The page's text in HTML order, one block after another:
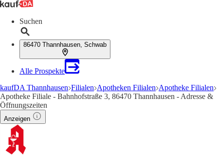
Suchen
86470 Thannhausen, Schwab
Alle Prospekte
kaufDA Thannhausen Filialen Apotheken Filialen Apotheke Filialen
Apotheke Filiale - Bahnhofstraße 3, 86470 Thannhausen - Adresse &
Öffnungszeiten
Anzeigen